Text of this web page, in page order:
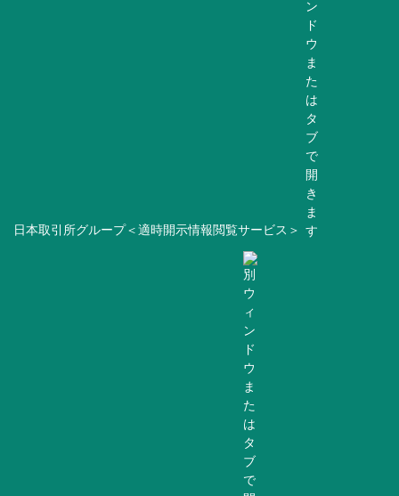
日本取引所グループ＜適時開示情報閲覧サービス＞